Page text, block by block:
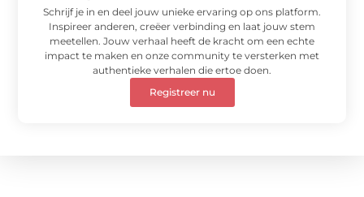
Schrijf je in en deel jouw unieke ervaring op ons platform.
Inspireer anderen, creëer verbinding en laat jouw stem
meetellen. Jouw verhaal heeft de kracht om een echte
impact te maken en onze community te versterken met
authentieke verhalen die ertoe doen.
Registreer nu